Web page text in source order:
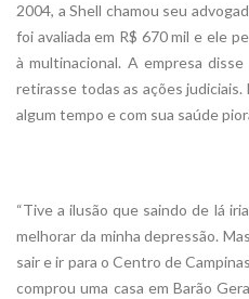
2004, a Shell chamou seu
foi avaliada em R$ 670 mil e ele
à multinacional. A empresa
retirasse todas as ações judiciais.
algum tempo e com sua saúde
“Tive a ilusão que saindo de lá
melhorar da minha depressão.
sair e ir para o Centro de
comprou uma casa em Barão